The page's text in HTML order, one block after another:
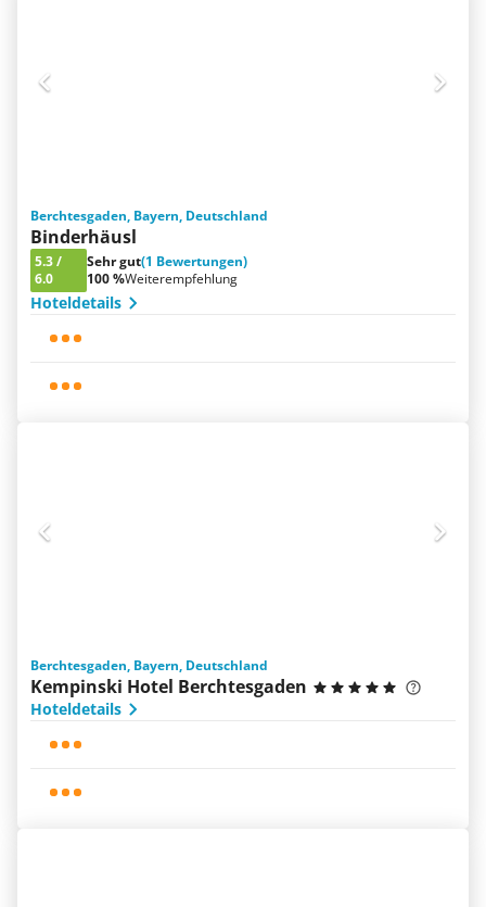
Berchtesgaden, Bayern, Deutschland
Binderhäusl
5.3/
6.0
Sehr gut(1 Bewertungen)
100 %Weiterempfehlung
Hoteldetails
Berchtesgaden, Bayern, Deutschland
Kempinski Hotel Berchtesgaden
Hoteldetails